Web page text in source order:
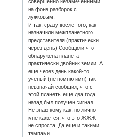
совершенно незамеченными
на фоне разборок с
лужковым.
И так, сразу после того, как
назначили межпланетного
представителя (практически
через день) Сообщили что
обнаружена планета
практически двойник земли. А
еще через день какой-то
ученый (не помню имя) так
невзначай сообщил, что с
этой планеты еще два года
назад был получен сигнал.
Не знаю кому как, но лично
мне кажется, что это ЖЖЖ
не спроста. Да еще и такими
темпами.